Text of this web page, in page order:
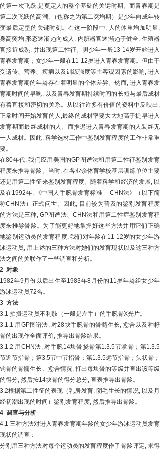
的第一次飞跃,是奠定人的整个基础的关键时期。而青春期是
第二次飞跃的高潮, （也称之为第二突增期）是少年向成年转
变最后定型的关键时刻。在这一阶段中, 人的体重增加明显,
身高突增,形态逐渐趋向成人, 内脏器官逐渐趋于健全, 生殖器
官接近成熟, 并出现第二性征。男少年一般13-14岁开始进入
青春发育期；女少年一般在11-12岁进入青春发育期。但由于
受遗传、营养、疾病以及训练强度等主客观因素的影响, 进入
青春发育期的年龄存在着明显的个体差异。然而, 进入青春发
育期时间的早晚, 以及青春发育期持续时间的长短与最后成材
有着直接和密切的关系。从以往许多有价值的资料中反映出,
正常时间开始发育的人,最终的成材率要大大地高于提早进入
发育期而最终成材的人。而推迟进入青春发育期的人装终无
一人成材。因此, 科学选材工作中鉴别发育程度的工作非常重
要。
在80年代, 我们应用美国的GP图谱法和用第二性征鉴别发育
程度来推导骨龄。当时, 在各业余体育学校基层训练单位主要
还是用第二性征来鉴别发育程度。随着科学和经济的发展, 以
及在1992年, 《中国人手腕骨发育标准— CHN法》（以下简
称CHN法）正式问世。因此, 目前较为普及的鉴别发育程度
的方法是三种, GP图谱法、CHN法和用第二性症鉴别发育程
度来推导骨龄。为了能更好地掌握好这些方法并用它们正确
地鉴别运动员的发育程度, 我们对年龄在11-12岁的女少年游
泳运动员, 用上述的三种方法对她们的发育现状以及这三种方
法之间的关联作了一些调查和分析。
2 对象
1982年9月份以后出生至1983年8月份的11岁年龄组女少年
游泳运动员72名。
3 方法
3.1 拍摄运动员不利肢（一般是左手）的手腕骨X光片。
3.1.1 用GP图谱法, 对28块手腕骨的骨髓生长, 愈合以及种籽
骨的出现作全面评价, 推导出骨龄结果。
3.1.2 用CHN法, 对手腕14块骨挠骨第1.3.5节掌骨；第1.3.5
节近节指骨；第3.5节中节指骨；第1.3.5远节指骨；头状骨；
钩骨的骨髓生长、愈合情况, 打出每块骨的等级并查出该等级
的得分, 然后按14块骨的得分总分, 查表推导出骨龄。
3.2根据第二性征的表现（乳房发育, 阴毛生长的情况, 以及月
经初潮出现的时间）鉴别发育程度, 然后推导出骨龄。
4 调查与分析
4.1 三种方法对进入青春发育期年龄的女少年游泳运动员发育
现状的调查：
分别用三种方法对每个运动员的发育程度作了骨龄评定, 求得